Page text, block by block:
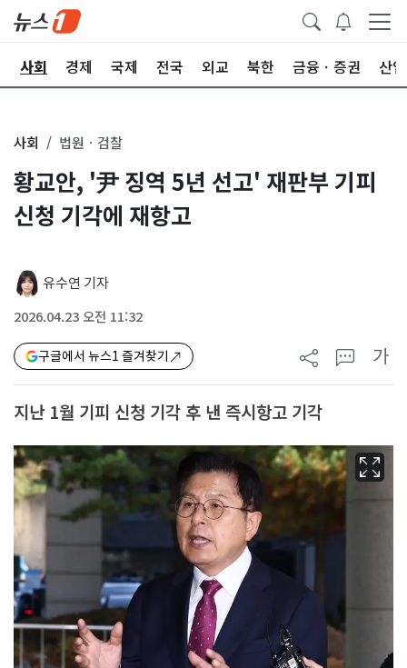
사회 경제 국제 전국 외교 북한 금융ㆍ증권 산업
사회 법원ㆍ검찰
황교안, '尹 징역 5년 선고' 재판부 기피
신청 기각에 재항고
유수연 기자
2026.04.23 오전 11:32
구글에서 뉴스1 즐겨찾기 가
지난 1월 기피 신청 기각 후 낸 즉시항고 기각